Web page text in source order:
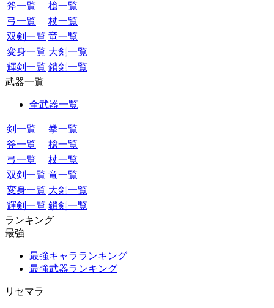
斧一覧
槍一覧
弓一覧
杖一覧
双剣一覧 竜一覧
変身一覧 大剣一覧
輝剣一覧 鎖剣一覧
武器一覧
全武器一覧
剣一覧
拳一覧
斧一覧
槍一覧
弓一覧
杖一覧
双剣一覧 竜一覧
変身一覧 大剣一覧
輝剣一覧 鎖剣一覧
ランキング
最強
最強キャラランキング
最強武器ランキング
リセマラ